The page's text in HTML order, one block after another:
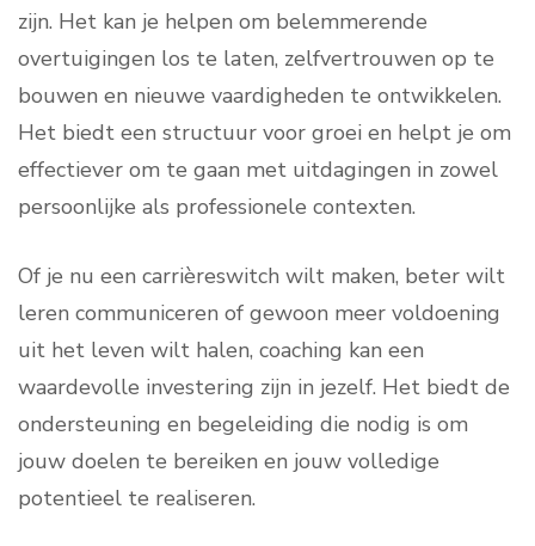
zijn. Het kan je helpen om belemmerende
overtuigingen los te laten, zelfvertrouwen op te
bouwen en nieuwe vaardigheden te ontwikkelen.
Het biedt een structuur voor groei en helpt je om
effectiever om te gaan met uitdagingen in zowel
persoonlijke als professionele contexten.
Of je nu een carrièreswitch wilt maken, beter wilt
leren communiceren of gewoon meer voldoening
uit het leven wilt halen, coaching kan een
waardevolle investering zijn in jezelf. Het biedt de
ondersteuning en begeleiding die nodig is om
jouw doelen te bereiken en jouw volledige
potentieel te realiseren.